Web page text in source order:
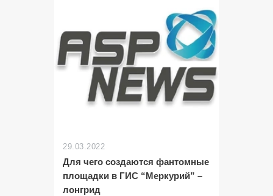
29.03.2022
Для чего создаются фантомные
площадки в ГИС “Меркурий” –
лонгрид